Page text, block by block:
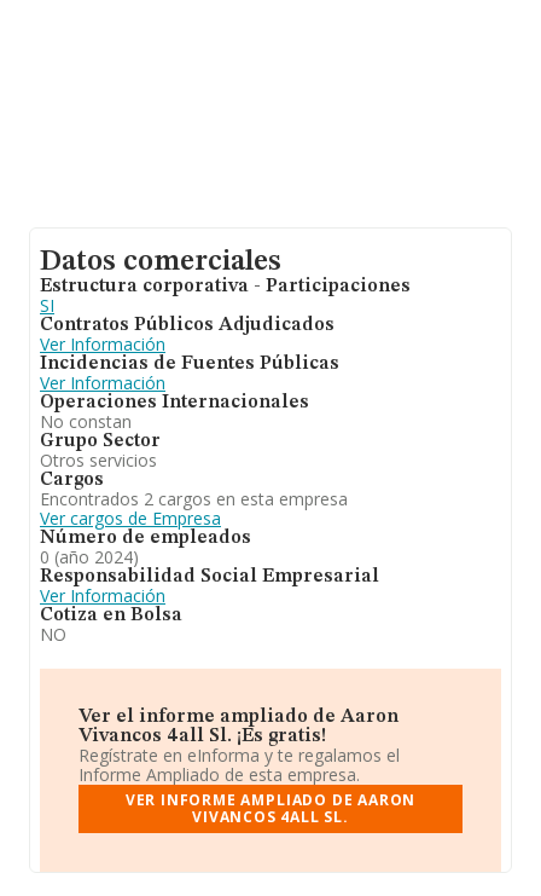
Datos comerciales
Estructura corporativa - Participaciones
SI
Contratos Públicos Adjudicados
Ver Información
Incidencias de Fuentes Públicas
Ver Información
Operaciones Internacionales
No constan
Grupo Sector
Otros servicios
Cargos
Encontrados 2 cargos en esta empresa
Ver cargos de Empresa
Número de empleados
0 (año 2024)
Responsabilidad Social Empresarial
Ver Información
Cotiza en Bolsa
NO
Ver el informe ampliado de Aaron
Vivancos 4all Sl. ¡Es gratis!
Regístrate en eInforma y te regalamos el
Informe Ampliado de esta empresa.
VER INFORME AMPLIADO DE AARON
VIVANCOS 4ALL SL.